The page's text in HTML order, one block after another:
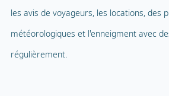
les avis de voyageurs, les locations, des
météorologiques et l'enneigment avec
régulièrement.